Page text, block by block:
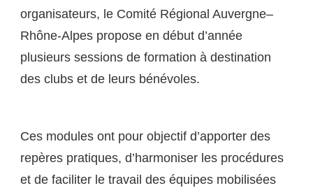
organisateurs, le Comité Régional Auvergne–
Rhône-Alpes propose en début d’année
plusieurs sessions de formation à destination
des clubs et de leurs bénévoles.
Ces modules ont pour objectif d’apporter des
repères pratiques, d’harmoniser les procédures
et de faciliter le travail des équipes mobilisées